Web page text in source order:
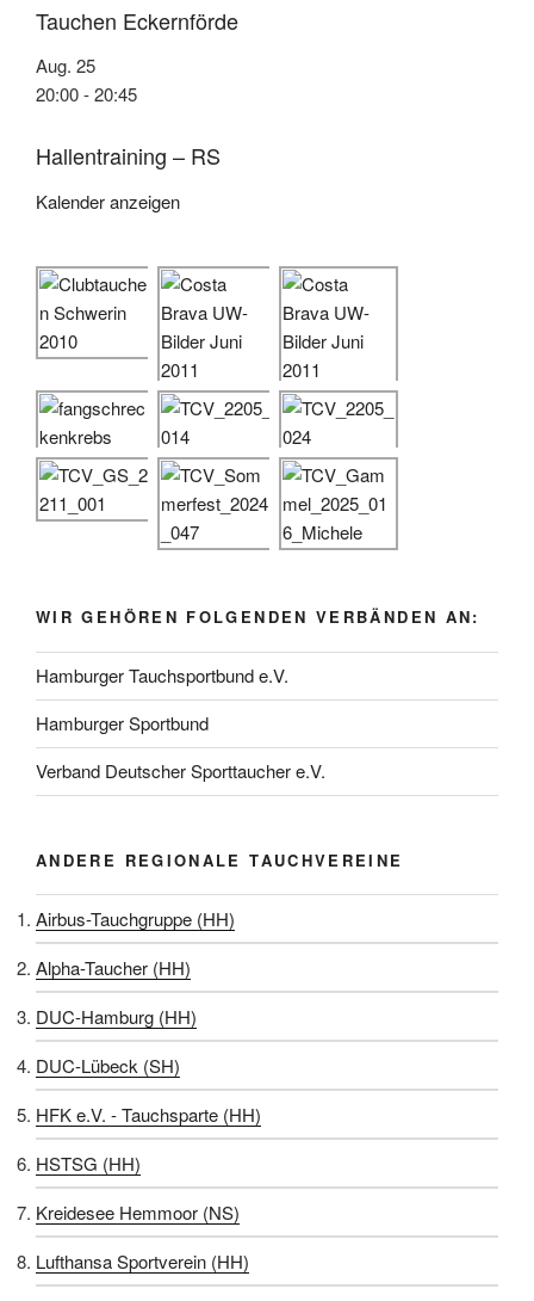
Tauchen Eckernförde
Aug. 25
20:00-20:45
Hallentraining – RS
Kalender anzeigen
WIR GEHÖREN FOLGENDEN VERBÄNDEN AN:
Hamburger Tauchsportbund e.V.
Hamburger Sportbund
Verband Deutscher Sporttaucher e.V.
ANDERE REGIONALE TAUCHVEREINE
Airbus-Tauchgruppe (HH)
Alpha-Taucher (HH)
DUC-Hamburg (HH)
DUC-Lübeck (SH)
HFK e.V. - Tauchsparte (HH)
HSTSG (HH)
Kreidesee Hemmoor (NS)
Lufthansa Sportverein (HH)